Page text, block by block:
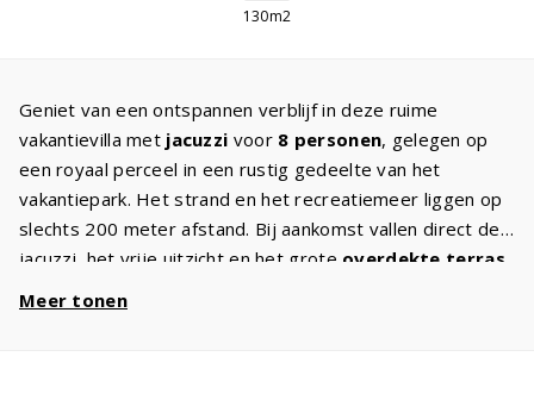
130m2
Geniet van een ontspannen verblijf in deze ruime
vakantievilla met jacuzzi voor 8 personen, gelegen op
een royaal perceel in een rustig gedeelte van het
vakantiepark. Het strand en het recreatiemeer liggen op
slechts 200 meter afstand. Bij aankomst vallen direct de
jacuzzi, het vrije uitzicht en het grote overdekte terras
Meer tonen